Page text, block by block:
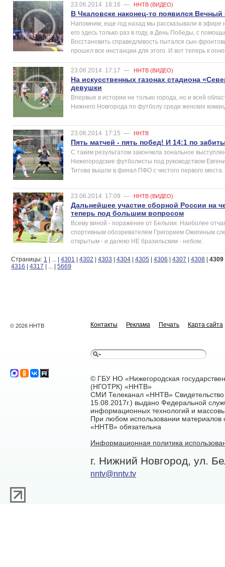
23.06.2014 18:16 — ННТВ (ВИДЕО)
В Чкаловске наконец-то появился Вечный
Напомним, еще год назад мы рассказывали в эфире
его здесь только раз в году, в День Победы, с
Восстановить справедливость пытался сын
прошел все инстанции для этого. И вот теперь к
23.06.2014 17:17 — ННТВ (ВИДЕО)
На искусственных газонах стадиона
девушки
Впервые в истории не только города, но и всей
Нижнего Новгорода по футболу среди женских
23.06.2014 17:15 — ННТВ
Пять матчей - пять побед! И 14:1 по
С таким результатом закончила зональное
Нижегородские футболисты под руководством
Титова вышли в финал ПФО с чистого первого места.
23.06.2014 17:09 — ННТВ (ВИДЕО)
Дальнейшее участие сборной России на
теперь под большим вопросом
Всему виной - поражение от Бельгии. Наиболее
спортивным обозревателем Григорием Ожигиным
открытым - и далеко НЕ бразильским - небом.
Страницы: 1 | | 4301 | 4302 | 4303 | 4304 | 4305 | 4306 | 4307 | 4308 | 4309
4316 | 4317 | | 5669
© 2026 ННТВ Контакты Реклама Печать Карта сайта
© ГБУ НО «Нижегородская
(НГОТРК) «ННТВ»
СМИ Телеканал «ННТВ»
15.08.2017г.) выдано Федеральной
информационных технологий и
При любом использовании материалов
«ННТВ» обязательна
Информационная политика
г. Нижний Новгород, ул.
nntv@nntv.tv